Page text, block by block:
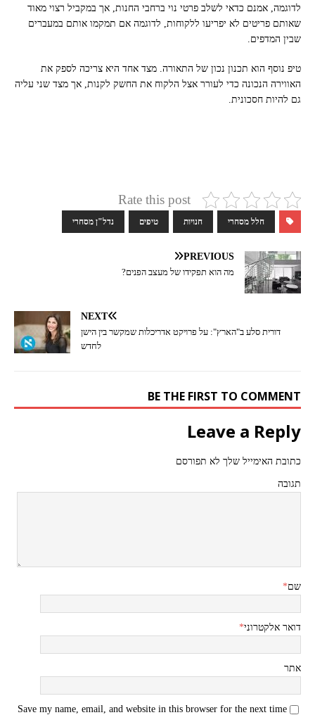
לדוגמה, אמנם כדאי לשלב פרטי נוי ברחבי החנות, אך במקביל רצוי מאוד
שאותם פריטים לא יפריעו ללקוחות, לדוגמה אם תמקמו אותם במעברים
שבין המדפים.
טיפ נוסף הוא תכנון נכון של התאורה. מצד אחד היא צריכה לספק את
האווירה הנכונה כדי לעורר אצל הלקוח את החשק לקנות, אך מצד שני עליה
גם להיות חסכונית.
Rate this post
חלל מסחרי חנויות טיפים נדל"ן מסחרי
PREVIOUS
מה הוא תפקידו של מעצב הפנים?
NEXT
דורית סלע ב"הארץ": על פרויקט אדריכלות שמקשר בין הישן
לחדש
BE THE FIRST TO COMMENT
Leave a Reply
כתובת האימייל שלך לא תפורסם
תגובה
שם*
דואר אלקטרוני*
אתר
Save my name, email, and website in this browser for the next time